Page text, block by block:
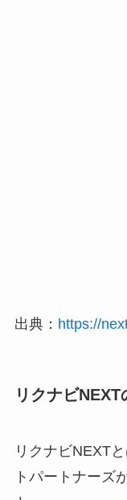
出典： https://
リクナビNEXT
リクナビNEXT
トパートナーズ